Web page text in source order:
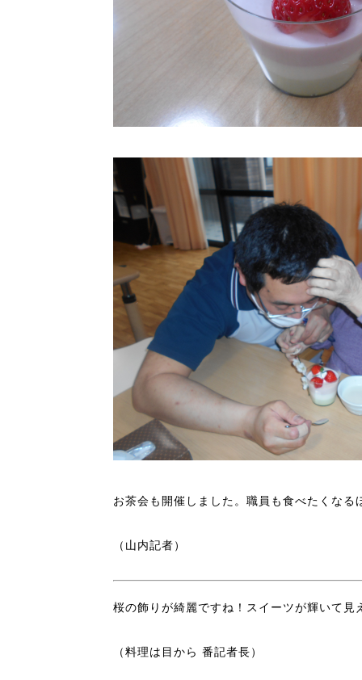
お茶会も開催しました。職員も食べたくな
（山内記者）
桜の飾りが綺麗ですね！スイーツが輝いて見
（料理は目から 番記者長）